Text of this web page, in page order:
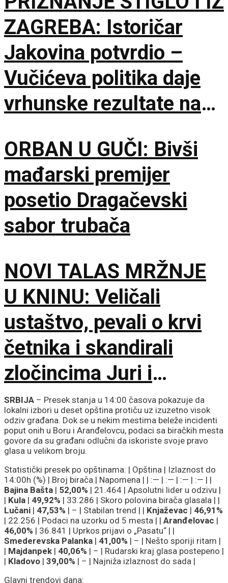
ZAGREBA: Istoričar
Jakovina potvrdio –
Vučićeva politika daje
vrhunske rezultate na
ORBAN U GUČI: Bivši
mađarski premijer
posetio Dragačevski
sabor trubača
NOVI TALAS MRŽNJE
U KNINU: Veličali
ustaštvo, pevali o krvi
četnika i skandirali
zločincima Juri i
Bobanu
SRBIJA – Presek stanja u 14:00 časova pokazuje da
lokalni izbori u deset opština protiču uz izuzetno visok
odziv građana. Dok se u nekim mestima beleže incidenti
poput onih u Boru i Aranđelovcu, podaci sa biračkih mesta
govore da su građani odlučni da iskoriste svoje pravo
glasa u velikom broju.
Statistički presek po opštinama: | Opština | Izlaznost do
14:00h (%) | Broj birača | Napomena | | :— | :— | :— | :— | |
Bajina Bašta | 52,00% | 21.464 | Apsolutni lider u odzivu |
| Kula | 49,92% | 33.286 | Skoro polovina birača glasala | |
Lučani | 47,53% | – | Stabilan trend | | Knjaževac | 46,91%
| 22.256 | Podaci na uzorku od 5 mesta | | Aranđelovac |
46,00% | 36.841 | Uprkos prijavi o „Pasatu“ | |
Smederevska Palanka | 41,00% | – | Nešto sporiji ritam |
| Majdanpek | 40,06% | – | Rudarski kraj glasa postepeno |
| Kladovo | 39,00% | – | Najniža izlaznost do sada |
Glavni trendovi dana: